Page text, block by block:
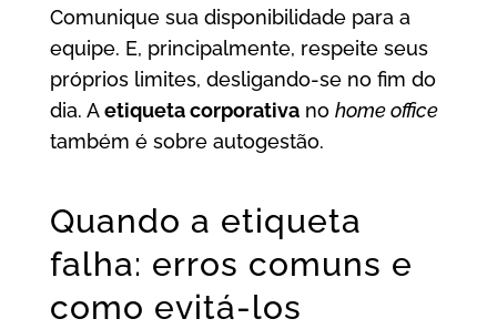
Comunique sua disponibilidade para a
equipe. E, principalmente, respeite seus
próprios limites, desligando-se no fim do
dia. Aetiqueta corporativano home office
também é sobre autogestão.
Quando a etiqueta
falha: erros comuns e
como evitá-los